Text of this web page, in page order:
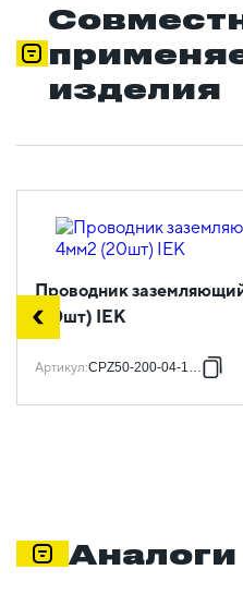
изделия
Проводник
(20шт) IEK
Артикул:CPZ50-200-04-1-06
Аналоги